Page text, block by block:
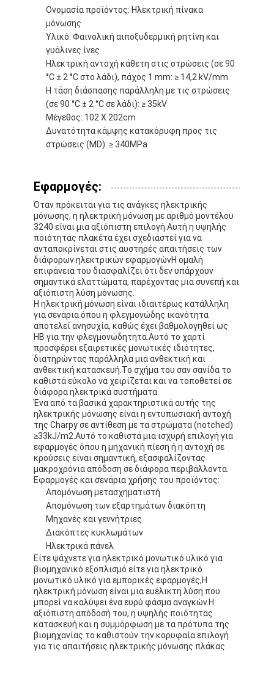
Γύρος εργοστασίων
Ποιοτικός έλεγχος
Μας ελάτε σε επαφή με
Συγκολλητική ταινία μόνωσης
Ταινία μόνωσης υφασμάτων γυαλιού
Κολλητική ταινία υφασμάτων γυαλιού
Κολλητική ταινία ταινιών Polyimide
Κολλητική ταινία φύλλων αλουμινίου αργιλίου
Ταινία υφασμάτων γυαλιού φύλλων αλουμινίου αργιλίου
Αντιμέτωπο φύλλο αλουμινίου έγγραφο της Kraft
Ύφασμα φίμπεργκλας φύλλων αλουμινίου αργιλίου
Scrim φύλλων αλουμινίου ταινία
Ταινία αγωγών υφασμάτων
Το διπλάσιο πλαισίωσε την κολλητική ταινία
Κολλητική ταινία της PET
Ρίψη επένδυσης ακρίβειας
Ηλεκτρική πίνακα μόνωσης
Ονομασία προϊόντος: Ηλεκτρική πίνακα
μόνωσης
Υλικό: Φαινολική αιποξυδερμική ρητίνη και
γυάλινες ίνες
Ηλεκτρική αντοχή κάθετη στις στρώσεις (σε 90
°C ± 2 °C στο λάδι), πάχος 1 mm: ≥ 14,2 kV/mm
Η τάση διάσπασης παράλληλη με τις στρώσεις
(σε 90 °C ± 2 °C σε λάδι): ≥ 35kV
Μέγεθος: 102 X 202cm
Δυνατότητα κάμψης κατακόρυφη προς τις
στρώσεις (MD): ≥ 340MPa
Εφαρμογές:
Όταν πρόκειται για τις ανάγκες ηλεκτρικής
μόνωσης, η ηλεκτρική μόνωση με αριθμό μοντέλου
3240 είναι μια αξιόπιστη επιλογή.Αυτή η υψηλής
ποιότητας πλακέτα έχει σχεδιαστεί για να
ανταποκρίνεται στις αυστηρές απαιτήσεις των
διάφορων ηλεκτρικών εφαρμογώνΗ ομαλή
επιφάνεια του διασφαλίζει ότι δεν υπάρχουν
σημαντικά ελαττώματα, παρέχοντας μια συνεπή και
αξιόπιστη λύση μόνωσης.
Η ηλεκτρική μόνωση είναι ιδιαιτέρως κατάλληλη
για σενάρια όπου η φλεγμονώδης ικανότητα
αποτελεί ανησυχία, καθώς έχει βαθμολογηθεί ως
HB για την φλεγμονώδητητα.Αυτό το χαρτί
προσφέρει εξαιρετικές μονωτικές ιδιότητες,
διατηρώντας παράλληλα μια ανθεκτική και
ανθεκτική κατασκευή.Το σχήμα του σαν σανίδα το
καθιστά εύκολο να χειρίζεται και να τοποθετεί σε
διάφορα ηλεκτρικά συστήματα.
Ένα από τα βασικά χαρακτηριστικά αυτής της
ηλεκτρικής μόνωσης είναι η εντυπωσιακή αντοχή
της Charpy σε αντίθεση με τα στρώματα (notched)
≥33kJ/m2.Αυτό το καθιστά μια ισχυρή επιλογή για
εφαρμογές όπου η μηχανική πίεση ή η αντοχή σε
κρούσεις είναι σημαντική, εξασφαλίζοντας
μακροχρόνια απόδοση σε διάφορα περιβάλλοντα.
Εφαρμογές και σενάρια χρήσης του προϊόντος:
Απομόνωση μετασχηματιστή
Απομόνωση των εξαρτημάτων διακόπτη
Μηχανές και γεννήτριες
Διακόπτες κυκλωμάτων
Ηλεκτρικά πάνελ
Είτε ψάχνετε για ηλεκτρικό μονωτικό υλικό για
βιομηχανικό εξοπλισμό είτε για ηλεκτρικό
μονωτικό υλικό για εμπορικές εφαρμογές,Η
ηλεκτρική μόνωση είναι μια ευέλικτη λύση που
μπορεί να καλύψει ένα ευρύ φάσμα αναγκών.Η
αξιόπιστη απόδοσή του, η υψηλής ποιότητας
κατασκευή και η συμμόρφωση με τα πρότυπα της
βιομηχανίας το καθιστούν την κορυφαία επιλογή
για τις απαιτήσεις ηλεκτρικής μόνωσης πλάκας.